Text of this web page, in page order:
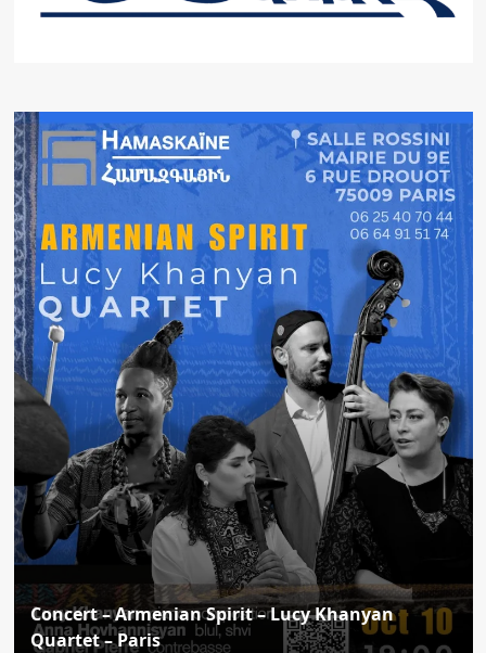
Concert – Armenian Spirit – Lucy Khanyan
Quartet – Paris